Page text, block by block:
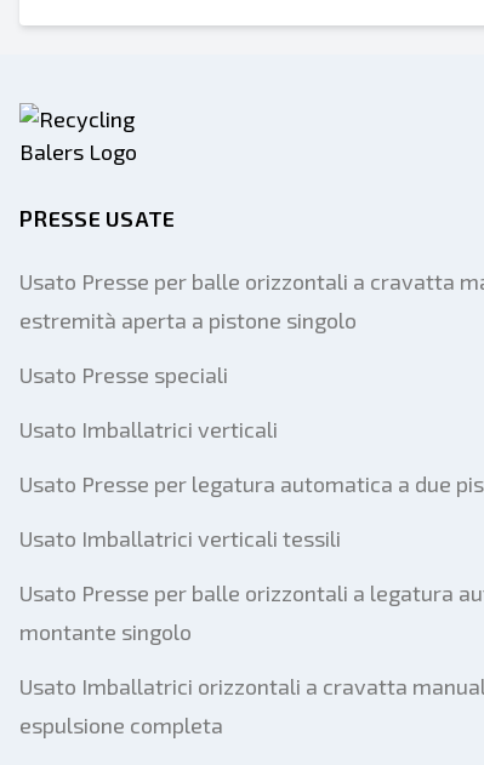
PRESSE USATE
Usato Presse per balle orizzontali a cravatta
estremità aperta a pistone singolo
Usato Presse speciali
Usato Imballatrici verticali
Usato Presse per legatura automatica a due
Usato Imballatrici verticali tessili
Usato Presse per balle orizzontali a legatura
montante singolo
Usato Imballatrici orizzontali a cravatta
espulsione completa